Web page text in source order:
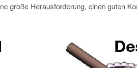
große Herausforderung, einen guten